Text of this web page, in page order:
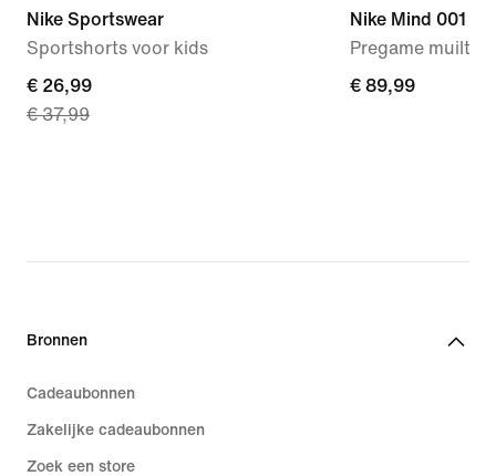
Nike Sportswear
Sportshorts voor kids
current
price
€ 26,99
€ 37,99
Nike Mind 001
Pregame
€ 89,99
€ 89,99
Bronnen
Cadeaubonnen
Zakelijke cadeaubonnen
Zoek een store